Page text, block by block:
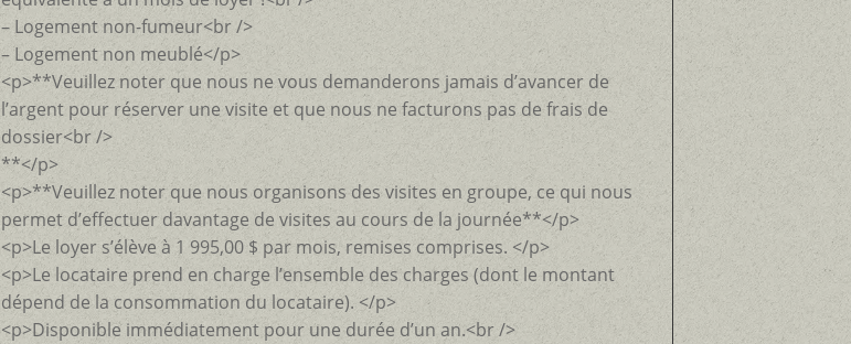
– Logement non-fumeur<br />
– Logement non meublé</p>
<p>**Veuillez noter que nous ne vous demanderons jamais d’avancer de
l’argent pour réserver une visite et que nous ne facturons pas de frais de
dossier<br />
**</p>
<p>**Veuillez noter que nous organisons des visites en groupe, ce qui nous
permet d’effectuer davantage de visites au cours de la journée**</p>
<p>Le loyer s’élève à 1 995,00 $ par mois, remises comprises. </p>
<p>Le locataire prend en charge l’ensemble des charges (dont le montant
dépend de la consommation du locataire). </p>
<p>Disponible immédiatement pour une durée d’un an.<br />